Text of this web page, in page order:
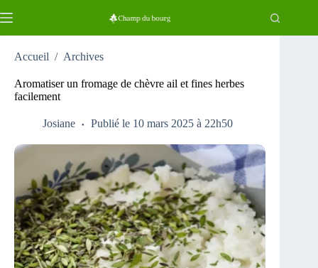
au
Accueil / Archives
Aromatiser un fromage de chèvre ail et fines herbes
facilement
Josiane Publié le 10 mars 2025 à 22h50